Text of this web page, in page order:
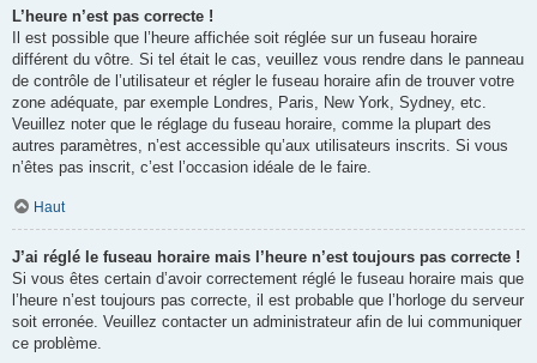
L’heure n’est pas correcte !
Il est possible que l’heure affichée soit réglée sur un fuseau horaire
différent du vôtre. Si tel était le cas, veuillez vous rendre dans le panneau
de contrôle de l’utilisateur et régler le fuseau horaire afin de trouver votre
zone adéquate, par exemple Londres, Paris, New York, Sydney, etc.
Veuillez noter que le réglage du fuseau horaire, comme la plupart des
autres paramètres, n’est accessible qu’aux utilisateurs inscrits. Si vous
n’êtes pas inscrit, c’est l’occasion idéale de le faire.
Haut
J’ai réglé le fuseau horaire mais l’heure n’est toujours pas correcte !
Si vous êtes certain d’avoir correctement réglé le fuseau horaire mais que
l’heure n’est toujours pas correcte, il est probable que l’horloge du serveur
soit erronée. Veuillez contacter un administrateur afin de lui communiquer
ce problème.